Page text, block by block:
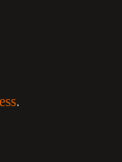
.